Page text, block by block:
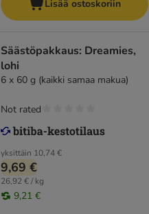
Lisää ostoskoriin
Säästöpakkaus: Dreamies,
lohi
6 x 60 g (kaikki samaa makua)
yksittäin 10,74 €
9,69 €
26,92 € / kg
9,21 €
Not rated